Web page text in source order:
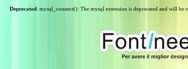
Deprecated: mysql_connect(): The mysql extension is deprecated and will be
Per avere il miglior design